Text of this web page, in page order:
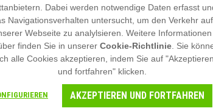
Dabei werden notwendige Daten erfasst
Navigationsverhalten untersucht, um den Verkehr auf
Webseite zu analylsieren. Weitere Informationen
finden Sie in unserer Cookie-Richtlinie. Sie
alle Cookies akzeptieren, indem Sie auf "Akzeptieren
und fortfahren" klicken.
AKZEPTIEREN UND FORTFAHREN